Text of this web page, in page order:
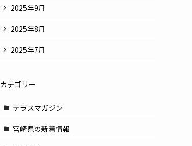
2025年9月
2025年8月
2025年7月
カテゴリー
テラスマガジン
宮崎県の新着情報